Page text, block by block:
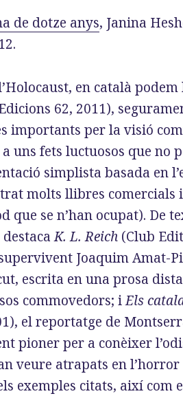
de dotze anys, Janina
en català
62, 2011),
importants per la visió
uns fets luctuosos que no
simplista basada en
molts llibres comercials
que se n’han ocupat). De
destacaK. L. Reich (Club
Joaquim Amat-
escrita en una prosa
commovedors; iEls
el reportatge de
pioner per a conèixer
veure atrapats en l’horror
exemples citats, així com